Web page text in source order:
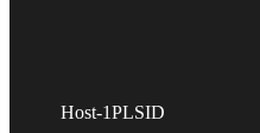
Host-1PLSID